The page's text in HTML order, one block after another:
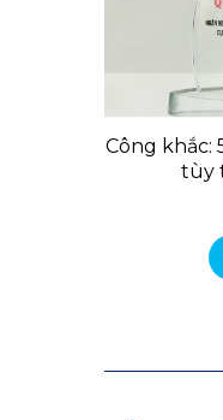
Công khắc:
tùy